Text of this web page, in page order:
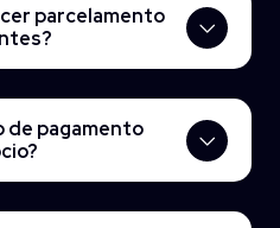
parcelamento
de pagamento